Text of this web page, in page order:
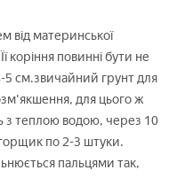
від материнської
коріння повинні бути не
см.звичайний грунт для
для цього ж
з теплою водою, через 10
по 2-3 штуки.
пальцями так,